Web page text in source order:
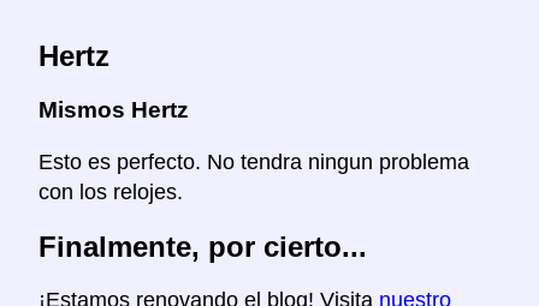
Hertz
Mismos Hertz
Esto es perfecto. No tendra ningun problema
con los relojes.
Finalmente, por cierto...
¡Estamos renovando el blog! Visita nuestro